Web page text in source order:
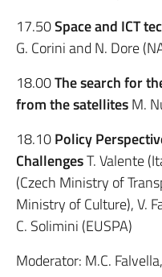
17.50Space and ICT
G. Corini and N. Dore
18.00The search for
from the satellitesM.
18.10Policy
ChallengesT. Valente
(Czech Ministry of
Ministry of Culture), V.
C. Solimini (EUSPA)
Moderator: M.C.